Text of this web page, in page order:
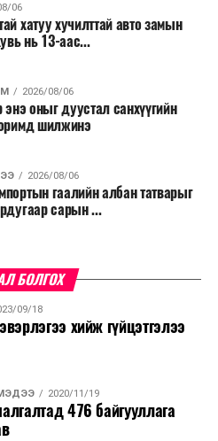
06
хатуу хучилттай авто замын
нь 13-аас...
2026/08/06
энэ оныг дуустал санхүүгийн
шилжинэ
2026/08/06
гаалийн албан татварыг
сарын ...
БОЛГОХ
09/18
хийж гүйцэтгэлээ
2020/11/19
476 байгууллага